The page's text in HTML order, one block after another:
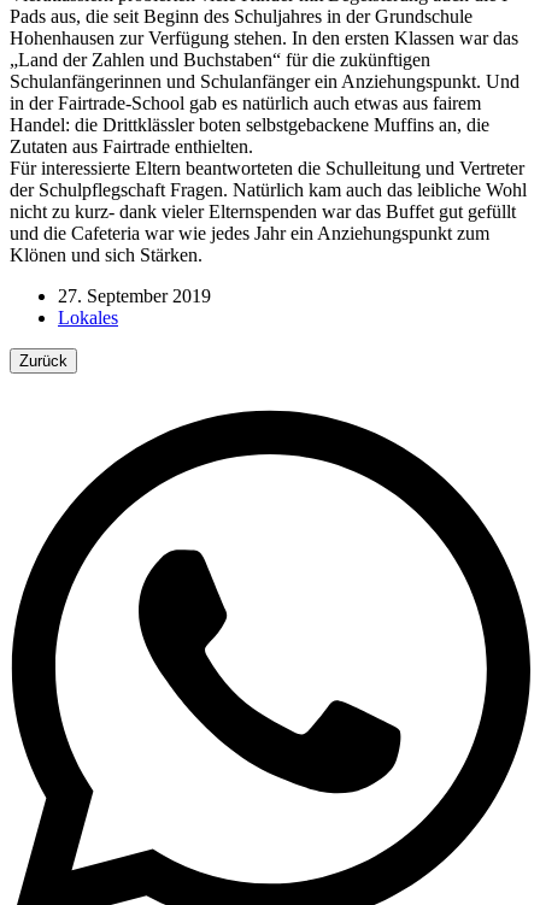
Pads aus, die seit Beginn des Schuljahres in der Grundschule
Hohenhausen zur Verfügung stehen. In den ersten Klassen war das
„Land der Zahlen und Buchstaben“ für die zukünftigen
Schulanfängerinnen und Schulanfänger ein Anziehungspunkt. Und
in der Fairtrade-School gab es natürlich auch etwas aus fairem
Handel: die Drittklässler boten selbstgebackene Muffins an, die
Zutaten aus Fairtrade enthielten.
Für interessierte Eltern beantworteten die Schulleitung und Vertreter
der Schulpflegschaft Fragen. Natürlich kam auch das leibliche Wohl
nicht zu kurz- dank vieler Elternspenden war das Buffet gut gefüllt
und die Cafeteria war wie jedes Jahr ein Anziehungspunkt zum
Klönen und sich Stärken.
27. September 2019
Lokales